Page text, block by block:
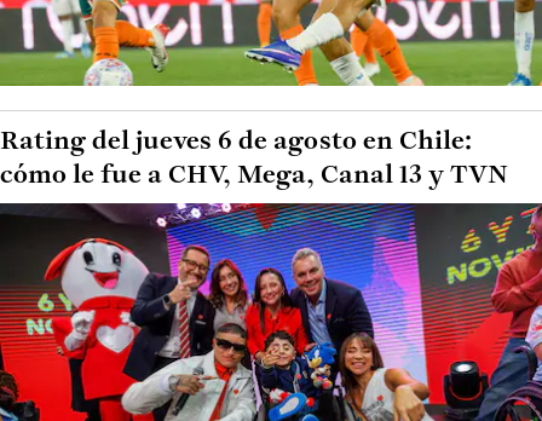
Rating del jueves 6 de agosto en Chile:
cómo le fue a CHV, Mega, Canal 13 y TVN